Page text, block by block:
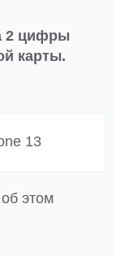
2 цифры
карты.
13
этом